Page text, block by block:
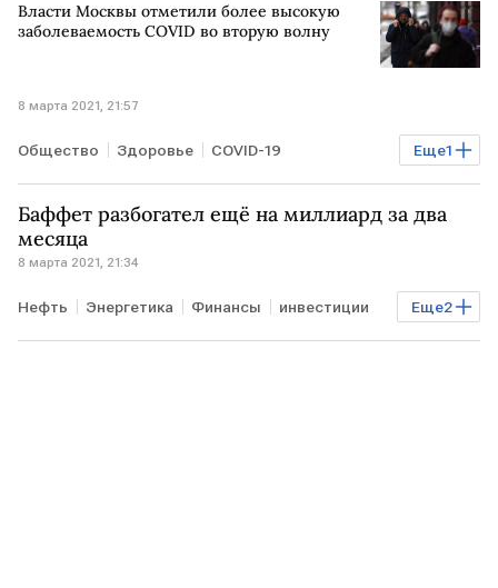
Власти Москвы отметили более высокую
заболеваемость COVID во вторую волну
8 марта 2021, 21:57
Еще1
Общество Здоровье COVID-19
коронавирус МОСКВА
Баффет разбогател ещё на миллиард за два
месяца
8 марта 2021, 21:34
Еще2
Нефть Энергетика Финансы инвестиции
миллиардеры Уоррен Баффет